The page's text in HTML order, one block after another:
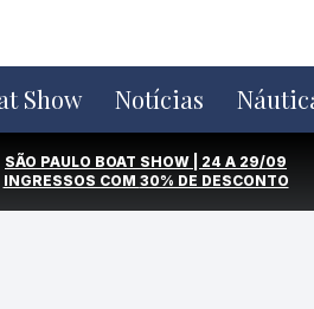
Show Notícias
SÃO PAULO BOAT SHOW | 24 A 29/09
INGRESSOS COM 30% DE DESCONTO